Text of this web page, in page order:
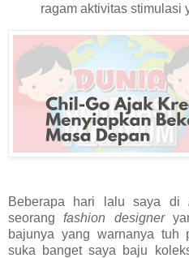
ragam aktivitas stimulasi
Beberapa hari lalu saya di
seorangfashion designer
bajunya yang warnanya tuh
suka banget saya baju